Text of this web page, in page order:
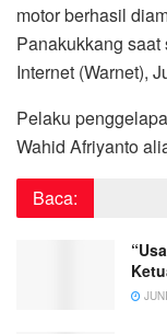
motor berhasil
Panakukkang
Internet (Warnet),
Pelaku
Wahid Afriyanto
Baca: